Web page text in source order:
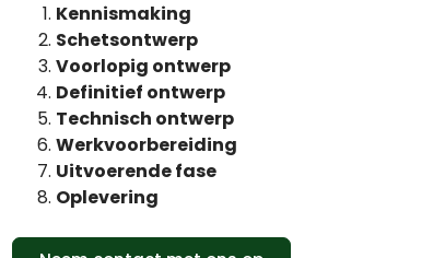
Kennismaking
Schetsontwerp
Voorlopig ontwerp
Definitief ontwerp
Technisch ontwerp
Werkvoorbereiding
Uitvoerende fase
Oplevering